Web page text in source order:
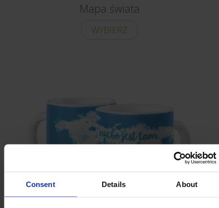
Consent Details About
Mapa świata
WYBIERZ